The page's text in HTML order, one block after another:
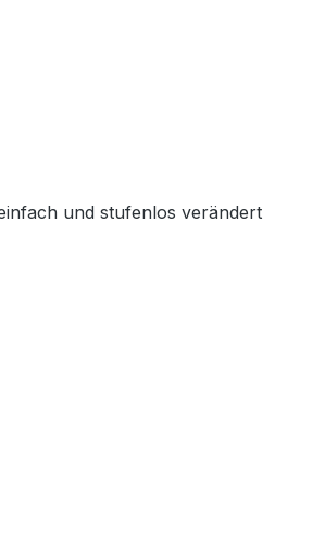
und stufenlos verändert